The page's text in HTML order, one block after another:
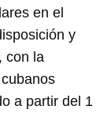
en el
y
con la
a partir del 1